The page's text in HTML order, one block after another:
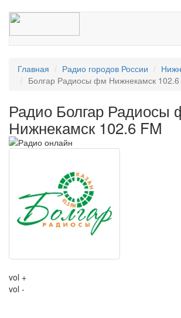
Главная Радио городов России
Болгар Радиосы фм Нижнекамск 102.6
Радио Болгар Радиосы
Нижнекамск 102.6 FM
vol +
vol -